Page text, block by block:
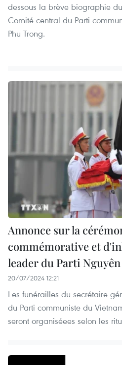
dessous la brève biographie
Comité central du Parti
Phu Trong.
Annonce sur la
commémorative et
leader du Parti
20/07/2024 12:21
Les funérailles du secrétaire
du Parti communiste du
seront organiséees selon les